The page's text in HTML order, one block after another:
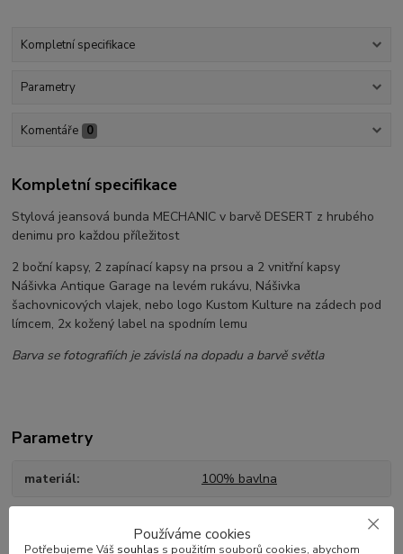
Kompletní specifikace
Parametry
Komentáře 0
Kompletní specifikace
Stylová jeansová bunda MECHANIC v barvě DESERT z hrubého
denimu pro každou příležitost
2 boční kapsy, 2 zapínací kapsy na prsou a 2 vnitřní kapsy
Nášivka Antique Garage na levém rukávu, Nášivka
šachovnicových vlajek, nebo logo Kustom Kulture na zádech pod
límcem, 2x kožený label na spodním lemu
Barva se fotografiích je závislá na dopadu a barvě světla
Parametry
materiál 100% bavlna
Používáme cookies
Potřebujeme Váš souhlas s použitím souborů cookies, abychom